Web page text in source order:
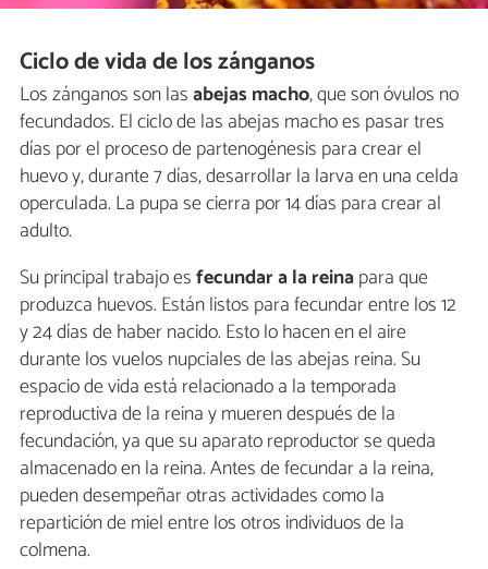
Ciclo de vida de los zánganos
Los zánganos son lasabejas macho, que son óvulos no
fecundados. El ciclo de las abejas macho es pasar tres
días por el proceso de partenogénesis para crear el
huevo y, durante 7 días, desarrollar la larva en una celda
operculada. La pupa se cierra por 14 días para crear al
adulto.
Su principal trabajo esfecundar a la reinapara que
produzca huevos. Están listos para fecundar entre los 12
y 24 días de haber nacido. Esto lo hacen en el aire
durante los vuelos nupciales de las abejas reina. Su
espacio de vida está relacionado a la temporada
reproductiva de la reina y mueren después de la
fecundación, ya que su aparato reproductor se queda
almacenado en la reina. Antes de fecundar a la reina,
pueden desempeñar otras actividades como la
repartición de miel entre los otros individuos de la
colmena.